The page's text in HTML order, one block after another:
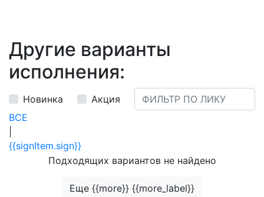
Другие варианты
исполнения:
Новинка
Акция
ВСЕ
{{signItem.sign}}
Подходящих вариантов не найдено
Еще {{more}} {{more_label}}